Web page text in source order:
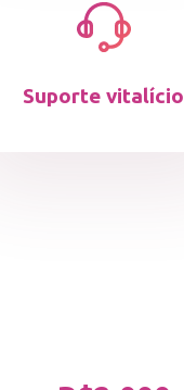
Suporte vitalício